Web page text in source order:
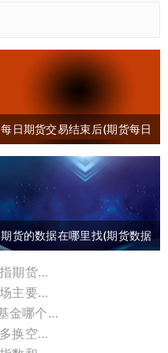
每日期货交易结束后(期货每日
交易时间)
期货的数据在哪里找(期货数据
哪里可以找)
美国股指期货有哪些(美国股指期货是哪个交易所)
期货市场的主体涉及(期货市场主要参与者包括)
沪深300基金推荐(沪深300基金哪个比较好)
期货空换是什么意思(期货的多换空换是什么意思)